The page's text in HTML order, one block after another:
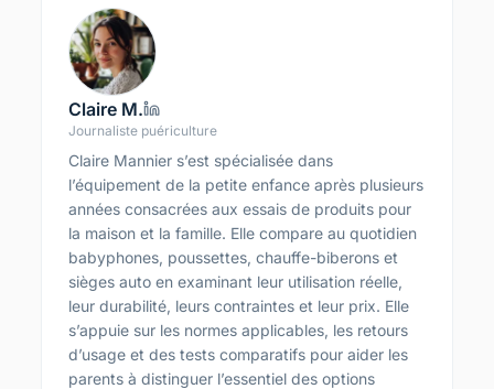
Claire M.
Journaliste puériculture
Claire Mannier s’est spécialisée dans
l’équipement de la petite enfance après plusieurs
années consacrées aux essais de produits pour
la maison et la famille. Elle compare au quotidien
babyphones, poussettes, chauffe-biberons et
sièges auto en examinant leur utilisation réelle,
leur durabilité, leurs contraintes et leur prix. Elle
s’appuie sur les normes applicables, les retours
d’usage et des tests comparatifs pour aider les
parents à distinguer l’essentiel des options